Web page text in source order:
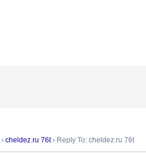
› cheldez.ru 76t › Reply To: cheldez.ru 76t